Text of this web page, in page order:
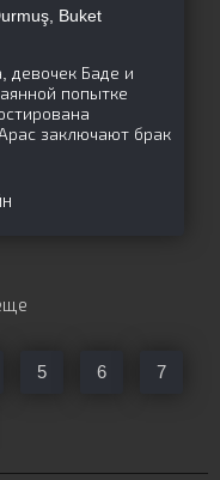
Buket
девочек Баде и
попытке
заключают брак
5 6 7